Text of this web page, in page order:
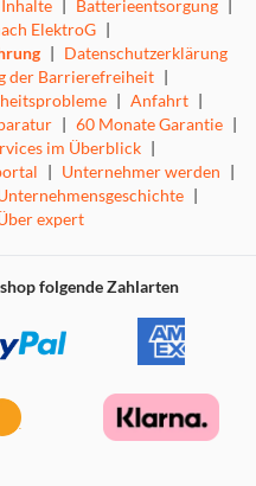
unserem Angebot
oder Google Assistant
| Batterieentsorgung |
ElektroG |
| Datenschutzerklärung
der Barrierefreiheit |
| Anfahrt |
| 60 Monate Garantie |
im Überblick |
| Unternehmer werden |
|
expert
folgende Zahlarten